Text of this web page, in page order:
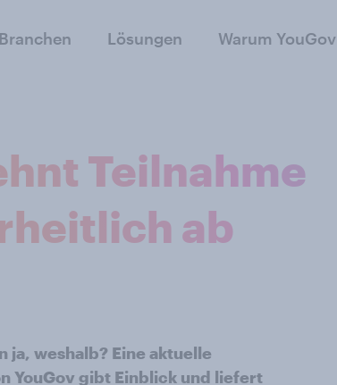
Branchen Lösungen Warum YouGov
Teilnahme
ab
ja, weshalb? Eine aktuelle
YouGov gibt Einblick und liefert